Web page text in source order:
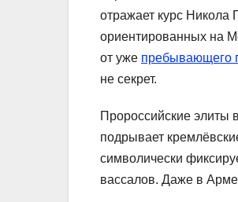
отражает курс Никола
ориентированных на
от уже пребывающего
не секрет.
Пророссийские
подрывает
символически
вассалов. Даже в